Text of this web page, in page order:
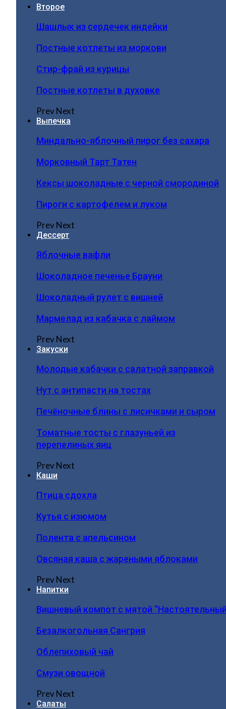
Второе
Шашлык из сердечек индейки
Постные котлеты из моркови
Стир-фрай из курицы
Постные котлеты в духовке
PrevNext
Выпечка
Миндально-яблочный пирог без сахара
Морковный Тарт Татен
Кексы шоколадные с черной смородиной
Пироги c картофелем и луком
PrevNext
Дессерт
Яблочные вафли
Шоколадное печенье Брауни
Шоколадный рулет с вишней
Мармелад из кабачка с лаймом
PrevNext
Закуски
Молодые кабачки с салатной заправкой
Нут с антипасти на тостах
Печёночные блины с лисичками и сыром
Томатные тосты с глазуньей из
перепелиных яиц
PrevNext
Каши
Птица сдохла
Кутья с изюмом
Полента с апельсином
Овсяная каша с жареными яблоками
PrevNext
Напитки
Вишневый компот с мятой
Безалкогольная Сангрия
Облепиховый чай
Смузи овощной
PrevNext
Салаты